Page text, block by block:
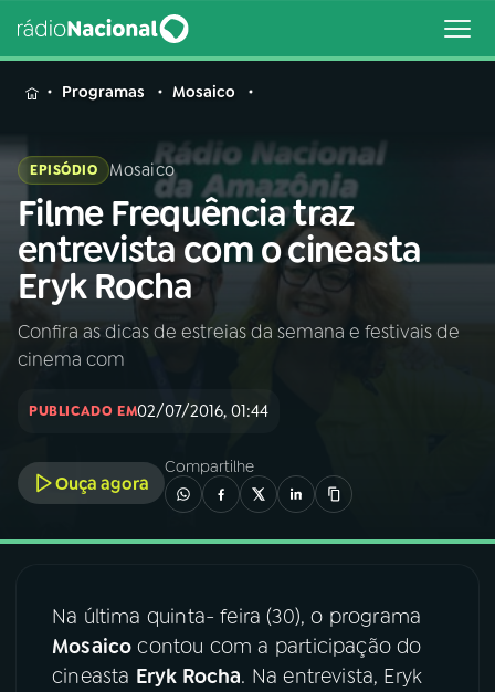
MENU
Buscar
na
Rádio
Nacional
Buscar
AO VIVO
INÍCIO
A RÁDIO
03PROGRAMAÇÃO
04PROGRAMAS
Programas Mosaico
EPISÓDIO Mosaico
Filme Frequência traz
entrevista com o cineasta
Eryk Rocha
Confira as dicas de estreias da semana e festivais de
cinema com
PUBLICADO EM02/07/2016, 01:44
Ouça agora
Compartilhe
Na última quinta- feira (30), o programa
Mosaico contou com a participação do
cineasta Eryk Rocha. Na entrevista, Eryk